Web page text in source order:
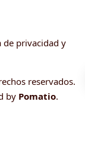
de privacidad y
reservados.
by Pomatio.